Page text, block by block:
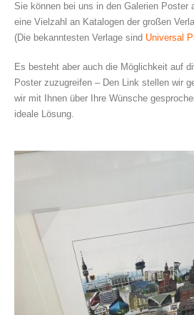
Sie können bei uns in den Galerien Poster
eine Vielzahl an Katalogen der großen
(Die bekanntesten Verlage sind Universal
Es besteht aber auch die Möglichkeit auf
Poster zuzugreifen – Den Link stellen wir
wir mit Ihnen über Ihre Wünsche
ideale Lösung.